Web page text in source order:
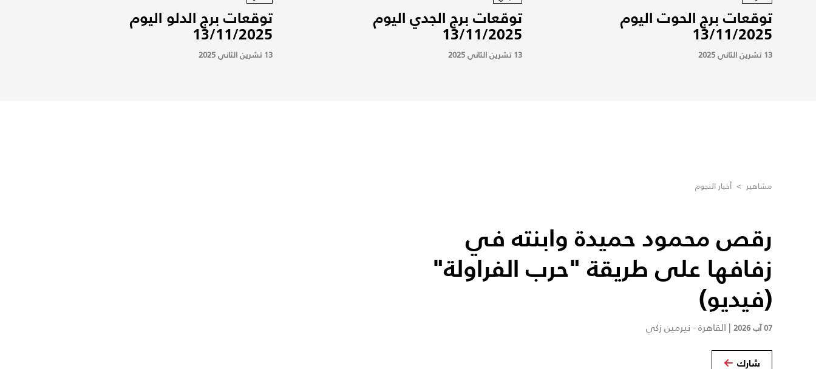
توقعات برج الحوت اليوم
13/11/2025
13 تشرين الثاني 2025
توقعات برج الجدي اليوم
13/11/2025
13 تشرين الثاني 2025
توقعات برج الدلو اليوم
13/11/2025
13 تشرين الثاني 2025
مشاهير > أخبار النجوم
رقص محمود حميدة وابنته في
زفافها على طريقة "حرب الفراولة"
(فيديو)
07 آب 2026 | القاهرة - نيرمين زكي
شارك